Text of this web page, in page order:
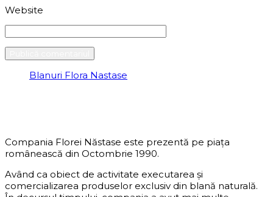
Website
Blanuri Flora Nastase
Compania Florei Năstase este prezentă pe piața
românească din Octombrie 1990.
Având ca obiect de activitate executarea și
comercializarea produselor exclusiv din blană naturală.